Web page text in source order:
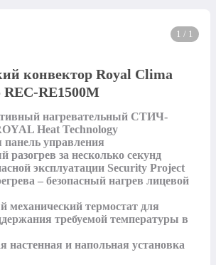
1 / 1
конвектор Royal Clima
REC-RE1500M
нагревательный СТИЧ-
Heat Technology
управления
за несколько секунд
эксплуатации Security Project
– безопасный нагрев лицевой
механический термостат для
требуемой температуры в
настенная и напольная установка